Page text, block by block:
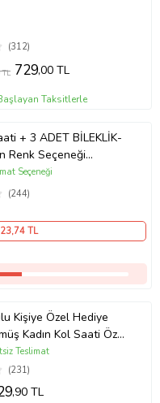
(312)
TL 729,00 TL
Taksitlerle
Renk Seçeneği
Kadın Kol Saati
- Kız
(244)
Seçeneği
,74 TL
Kişiye Özel Hediye
Özel
(231)
Teslimat
,90 TL